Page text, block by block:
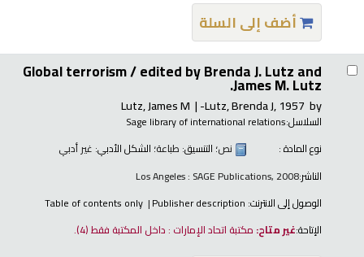
أضف إلى السلة
Global terrorism /edited by Brenda J. Lutz and
James M. Lutz.
by
Lutz, Brenda J, 1957-
Lutz, James M
السلاسل:Sage library of international relations
نوع المادة :
نص؛ التنسيق: طباعة؛ الشكل الأدبي: غير أدبي
الناشر:Los Angeles : SAGE Publications, 2008
الوصول إلى الانترنت: Publisher description
Table of contents only
الإتاحة:غير متاح: مكتبة اتحاد الإمارات : داخل المكتبة فقط(4).